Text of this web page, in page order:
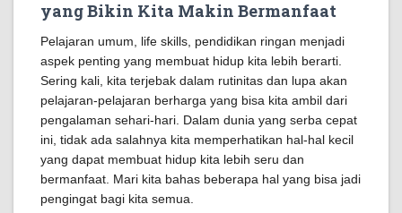
yang Bikin Kita Makin Bermanfaat
Pelajaran umum, life skills, pendidikan ringan menjadi
aspek penting yang membuat hidup kita lebih berarti.
Sering kali, kita terjebak dalam rutinitas dan lupa akan
pelajaran-pelajaran berharga yang bisa kita ambil dari
pengalaman sehari-hari. Dalam dunia yang serba cepat
ini, tidak ada salahnya kita memperhatikan hal-hal kecil
yang dapat membuat hidup kita lebih seru dan
bermanfaat. Mari kita bahas beberapa hal yang bisa jadi
pengingat bagi kita semua.